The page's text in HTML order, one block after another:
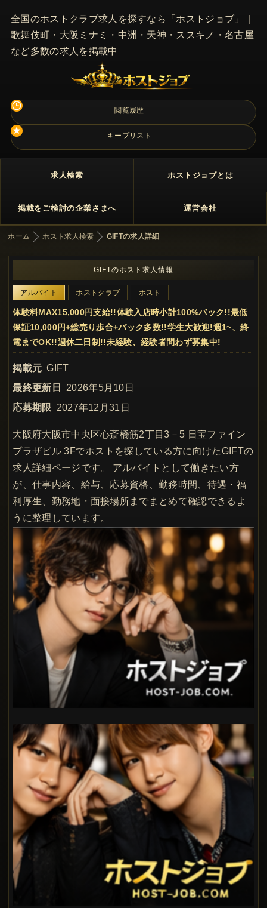
全国のホストクラブ求人を探すなら「ホストジョブ」｜
歌舞伎町・大阪ミナミ・中洲・天神・ススキノ・名古屋
など多数の求人を掲載中
閲覧履歴
キープリスト
求人検索 ホストジョブとは
掲載をご検討の企業さまへ 運営会社
ホーム ホスト求人検索 GIFTの求人詳細
GIFTのホスト求人情報
アルバイト ホストクラブ ホスト
体験料MAX15,000円支給!!体験入店時小計100%バック!!最低
保証10,000円+総売り歩合+バック多数!!学生大歓迎!週1~、終
電までOK!!週休二日制!!未経験、経験者問わず募集中!
掲載元 GIFT
最終更新日
2026年5月10日
応募期限
2027年12月31日
大阪府大阪市中央区心斎橋筋2丁目3－5 日宝ファイン
プラザビル 3Fでホストを探している方に向けたGIFTの
求人詳細ページです。 アルバイトとして働きたい方
が、仕事内容、給与、応募資格、勤務時間、待遇・福
利厚生、勤務地・面接場所までまとめて確認できるよ
うに整理しています。